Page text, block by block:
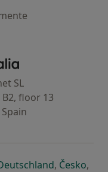
- Homepage
SL
B2, floor 13
novo separador
num novoabre num
, Česko,